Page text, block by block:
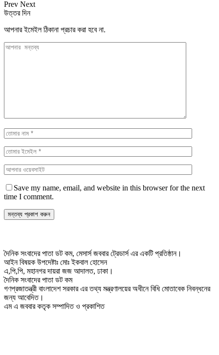
Prev Next
উত্তর দিন
আপনার ইমেইল ঠিকানা প্রচার করা হবে না.
Save my name, email, and website in this browser for the next
time I comment.
দৈনিক সংবাদের পাতা ডট কম, মেসার্স জববার ট্রেডার্স এর একটি প্রতিষ্ঠান।
আইন বিষয়ক উপদেষ্টাঃ মোঃ ইকবাল হোসেন
এ,পি,পি, মহানগর দায়রা জজ আদালত, ঢাকা।
দৈনিক সংবাদের পাতা ডট কম
গণপ্রজাতন্ত্রী বাংলাদেশ সরকার এর তথ্য মন্ত্রণালয়ের অধীনে বিধি মোতাবেক নিবন্ধনের
জন্য আবেদিত।
এম এ জববার কতৃক সম্পাদিত ও প্রকাশিত